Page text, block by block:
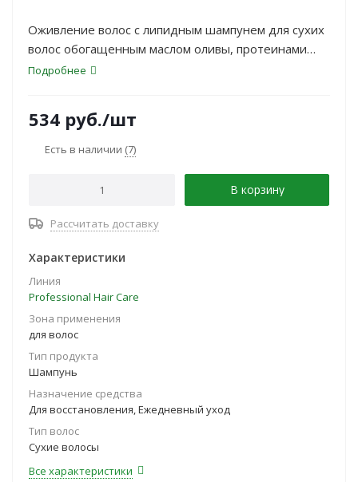
Оживление волос с липидным шампунем для сухих
волос обогащенным маслом оливы, протеинами
пшеницы и инновационным компонентом Sepicap
Подробнее
534 руб./шт
Есть в наличии (7)
В корзину
Рассчитать доставку
Характеристики
Линия
Professional Hair Care
Зона применения
для волос
Тип продукта
Шампунь
Назначение средства
Для восстановления, Ежедневный уход
Тип волос
Сухие волосы
Все характеристики